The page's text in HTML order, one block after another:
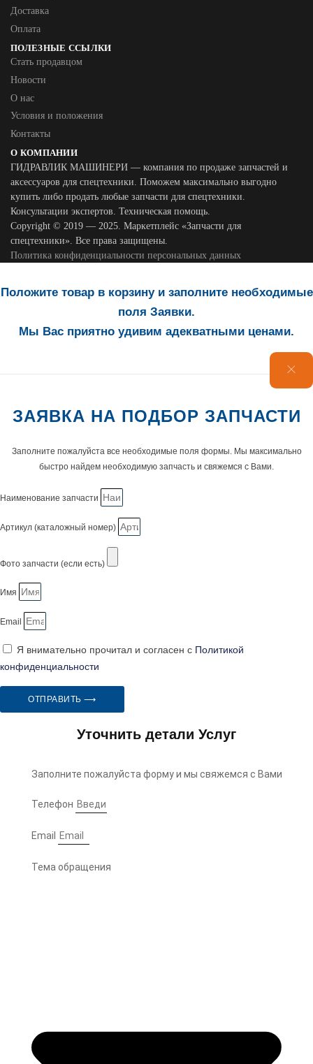
Доставка
Оплата
ПОЛЕЗНЫЕ ССЫЛКИ
Стать продавцом
Новости
О нас
Условия и положения
Контакты
О КОМПАНИИ
ГИДРАВЛИК МАШИНЕРИ — компания по продаже запчастей и
аксессуаров для спецтехники. Поможем максимально выгодно
купить либо продать любые запчасти для спецтехники.
Консультации экспертов. Техническая помощь.
Copyright © 2019 — 2025. Маркетплейс «Запчасти для
спецтехники». Все права защищены.
Политика конфиденциальности персональных данных
Положите товар в корзину и заполните необходимые
поля Заявки.
Мы Вас приятно удивим адекватными ценами.
ЗАЯВКА НА ПОДБОР ЗАПЧАСТИ
Заполните пожалуйста все необходимые поля формы. Мы максимально
быстро найдем необходимую запчасть и свяжемся с Вами.
Наименование запчасти
Артикул (каталожный номер)
Фото запчасти (если есть)
Имя
Email
Я внимательно прочитал и согласен с Политикой
конфиденциальности
ОТПРАВИТЬ ⟶
Уточнить детали Услуг
Заполните пожалуйста форму и мы свяжемся с Вами
Телефон
Email
Тема обращения